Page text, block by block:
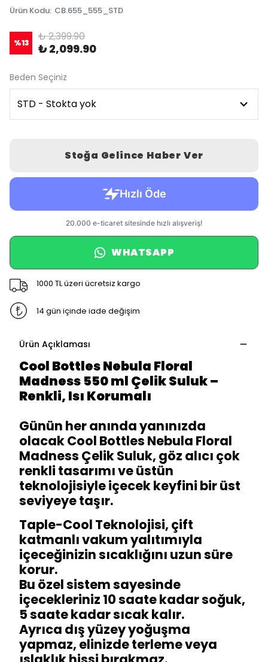
Ürün Kodu: CB.655_555_STD
%13 ₺ 2,399.90
₺ 2,099.90
Beden Seçiniz
Stoğa Gelince Haber Ver
WHATSAPP
1000 TL üzeri ücretsiz kargo
14 gün içinde iade değişim
Ürün Açıklaması
Cool Bottles Nebula Floral
Madness 550 ml Çelik Suluk –
Renkli, Isı Korumalı
Günün her anında yanınızda
olacak Cool Bottles Nebula Floral
Madness Çelik Suluk, göz alıcı çok
renkli tasarımı ve üstün
teknolojisiyle içecek keyfini bir üst
seviyeye taşır.
Taple-Cool Teknolojisi, çift
katmanlı vakum yalıtımıyla
içeceğinizin sıcaklığını uzun süre
korur.
Bu özel sistem sayesinde
içecekleriniz 10 saate kadar soğuk,
5 saate kadar sıcak kalır.
Ayrıca dış yüzey yoğuşma
yapmaz, elinizde terleme veya